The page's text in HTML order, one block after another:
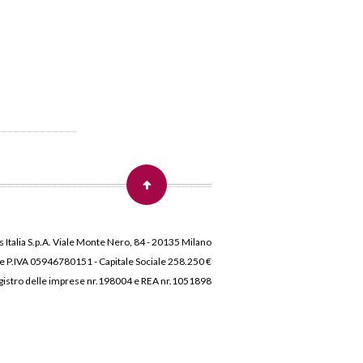
Italia S.p.A. Viale Monte Nero, 84 - 20135 Milano
P.IVA 05946780151 - Capitale Sociale 258.250 €
delle imprese nr.198004 e REA nr.1051898